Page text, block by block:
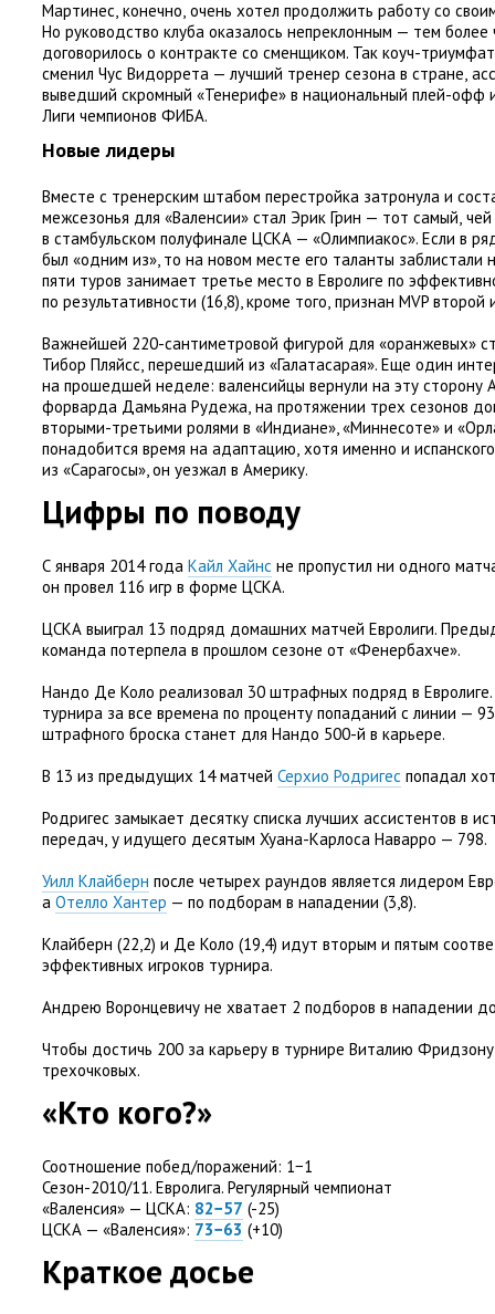
Мартинес, конечно, очень хотел продолжить работу со
Но руководство клуба оказалось непреклонным — тем более
договорилось о контракте со сменщиком. Так коуч-
сменил Чус Видоррета — лучший тренер сезона в стране,
выведший скромный «Тенерифе» в национальный плей-офф
Лиги чемпионов ФИБА.
Новые лидеры
Вместе с тренерским штабом перестройка затронула и
межсезонья для «Валенсии» стал Эрик Грин — тот самый,
в стамбульском полуфинале ЦСКА — «Олимпиакос». Если в
был «одним из», то на новом месте его таланты заблистали
пяти туров занимает третье место в Евролиге по
по результативности (16,8), кроме того, признан MVP второй
Важнейшей 220-сантиметровой фигурой для «оранжевых»
Тибор Пляйсс, перешедший из «Галатасарая». Еще один
на прошедшей неделе: валенсийцы вернули на эту сторону
форварда Дамьяна Рудежа, на протяжении трех сезонов
вторыми-третьими ролями в «Индиане», «Миннесоте» и
понадобится время на адаптацию, хотя именно и
из «Сарагосы», он уезжал в Америку.
Цифры по поводу
С января 2014 года Кайл Хайнс не пропустил ни одного
он провел 116 игр в форме ЦСКА.
ЦСКА выиграл 13 подряд домашних матчей Евролиги.
команда потерпела в прошлом сезоне от «Фенербахче».
Нандо Де Коло реализовал 30 штрафных подряд в
турнира за все времена по проценту попаданий с линии —
штрафного броска станет для Нандо 500-й в карьере.
В 13 из предыдущих 14 матчей Серхио Родригес попадал
Родригес замыкает десятку списка лучших ассистентов в
передач, у идущего десятым Хуана-Карлоса Наварро — 798.
Уилл Клайберн после четырех раундов является лидером
а Отелло Хантер — по подборам в нападении (3,8).
Клайберн (22,2) и Де Коло (19,4) идут вторым и пятым
эффективных игроков турнира.
Андрею Воронцевичу не хватает 2 подборов в нападении
Чтобы достичь 200 за карьеру в турнире Виталию
трехочковых.
«Кто кого?»
Соотношение побед/поражений: 1−1
Сезон-2010/11. Евролига. Регулярный чемпионат
«Валенсия» — ЦСКА: 82−57 (-25)
ЦСКА — «Валенсия»: 73−63 (+10)
Краткое досье